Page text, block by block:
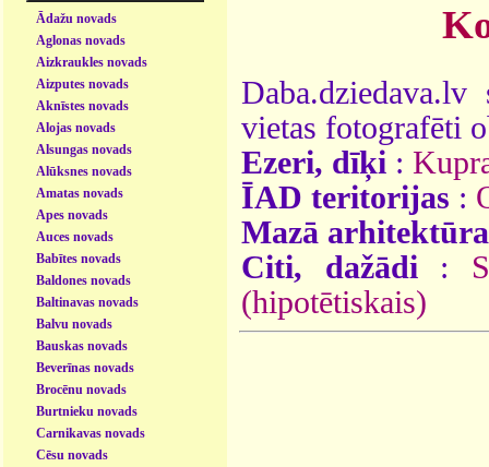
Ādažu novads
Aglonas novads
Aizkraukles novads
Aizputes novads
Aknīstes novads
Alojas novads
Alsungas novads
Alūksnes novads
Amatas novads
Apes novads
Auces novads
Babītes novads
Baldones novads
Baltinavas novads
Balvu novads
Bauskas novads
Beverīnas novads
Brocēnu novads
Burtnieku novads
Carnikavas novads
Cēsu novads
vietas fotografēti
Ezeri, dīķi :
ĪAD teritorijas :
Mazā arhitektūra
Citi, dažādi :
(hipotētiskais)